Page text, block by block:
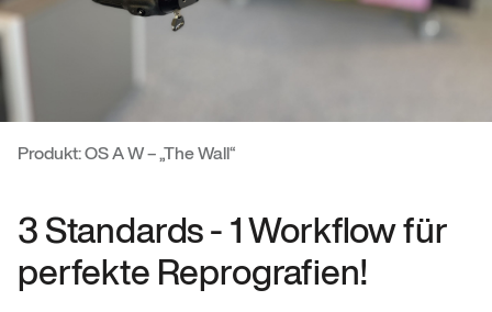
Produkt: OS A W – „The Wall“
3 Standards - 1 Workflow für
perfekte Reprografien!